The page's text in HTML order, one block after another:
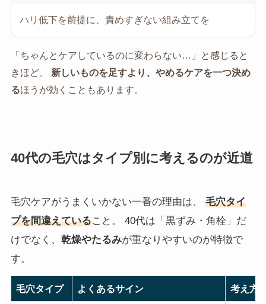
ハリ低下を前提に、責めすぎない組み立てを
「ちゃんとケアしているのに変わらない…」と感じると
きほど、 新しいものを足すより、やめるケアを一つ決め
るほうが効くこともあります。
40代の毛穴はタイプ別に考えるのが近道
毛穴ケアがうまくいかない一番の理由は、 毛穴タイ
プを間違えていること。 40代は「黒ずみ・角栓」だ
けでなく、 乾燥やたるみが重なりやすいのが特徴で
す。
毛穴タイプ よくあるサイン 考え方